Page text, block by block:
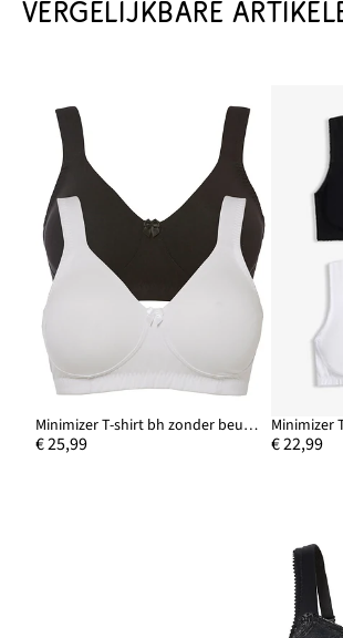
VERGELIJKBARE
Minimizer T-shirt bh zonder beugels met biologisch katoen (set van 2)
€ 25,99 € 22,99